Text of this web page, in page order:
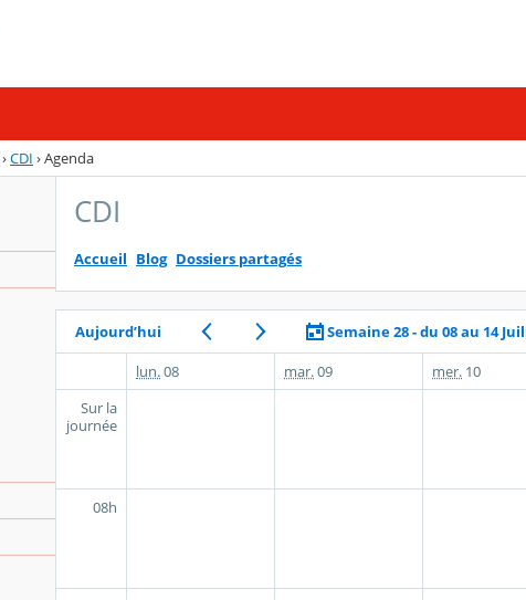
›CDI ›Agenda
CDI
Accueil Blog Dossiers partagés
Aujourd’hui Semaine 28 - du 08 au 14
lun.08 mar.09 mer. 10
Sur la
journée
08h